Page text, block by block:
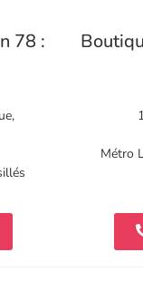
78 :
Métro